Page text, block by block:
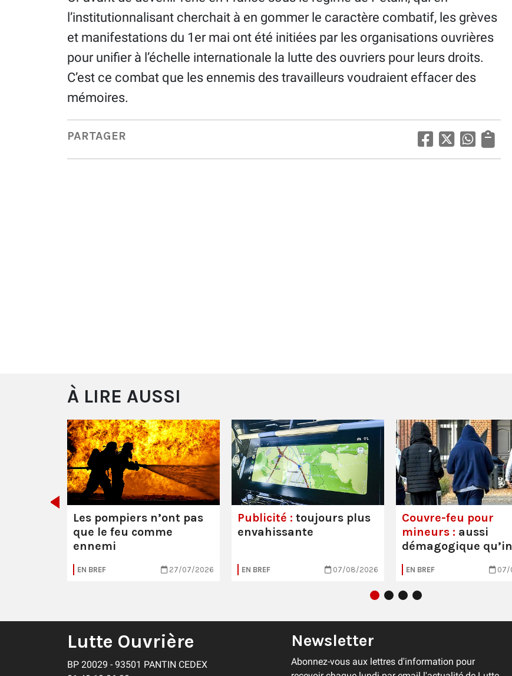
l’institutionnalisant cherchait à en gommer le caractère combatif, les grèves
et manifestations du 1er mai ont été initiées par les organisations ouvrières
pour unifier à l’échelle internationale la lutte des ouvriers pour leurs droits.
C’est ce combat que les ennemis des travailleurs voudraient effacer des
mémoires.
PARTAGER
À LIRE AUSSI
Les pompiers n’ont pas
que le feu comme
ennemi
EN BREF 27/07/2026
Publicité : toujours plus
envahissante
EN BREF 07/08/2026
Couvre-feu pour
mineurs : aussi
démagogique
EN BREF 07/
Lutte Ouvrière
BP 20029 - 93501 PANTIN CEDEX
Newsletter
Abonnez-vous aux lettres d'information pour